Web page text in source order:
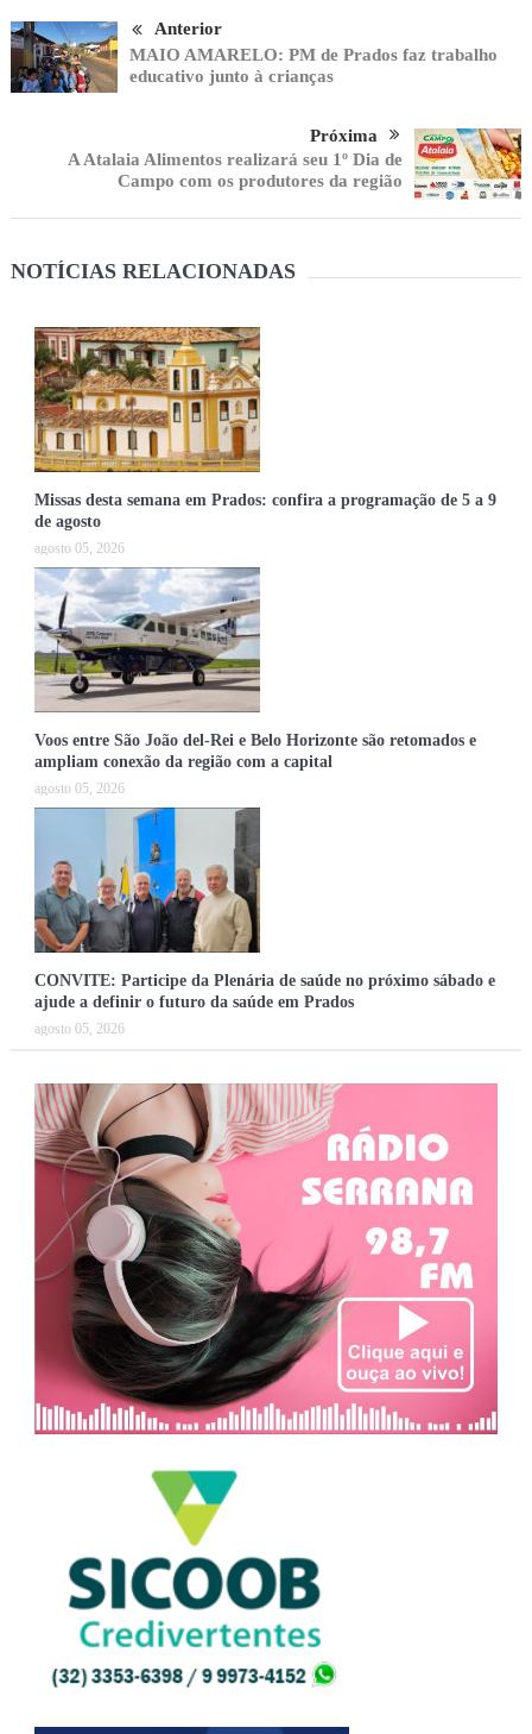
Anterior
MAIO AMARELO: PM de Prados faz trabalho
educativo junto à crianças
Próxima
A Atalaia Alimentos realizará seu 1º Dia de
Campo com os produtores da região
NOTÍCIAS RELACIONADAS
Missas desta semana em Prados: confira a programação de 5 a 9
de agosto
agosto 05, 2026
Voos entre São João del-Rei e Belo Horizonte são retomados e
ampliam conexão da região com a capital
agosto 05, 2026
CONVITE: Participe da Plenária de saúde no próximo sábado e
ajude a definir o futuro da saúde em Prados
agosto 05, 2026